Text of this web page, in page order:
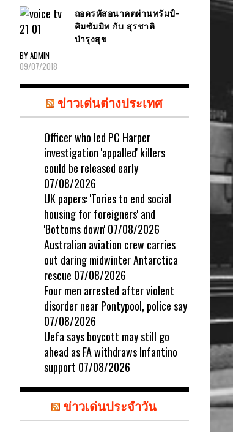
ถอดรหัสอนาคตผ่านทรัมป์-
คิมซัมมิท กับ สุรชาติ
บำรุงสุข
BY ADMIN
09/07/2018
ข่าวเด่นต่างประเทศ
Officer who led PC Harper
investigation 'appalled' killers
could be released early
07/08/2026
UK papers: 'Tories to end social
housing for foreigners' and
'Bottoms down' 07/08/2026
Australian aviation crew carries
out daring midwinter Antarctica
rescue 07/08/2026
Four men arrested after violent
disorder near Pontypool, police say
07/08/2026
Uefa says boycott may still go
ahead as FA withdraws Infantino
support 07/08/2026
ข่าวเด่นประจำวัน